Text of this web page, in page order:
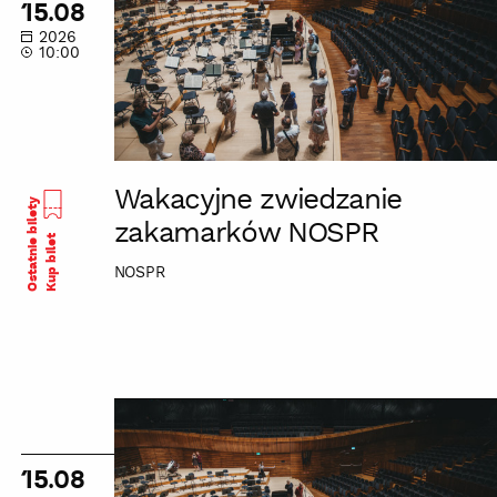
NOSPR
15.08
2026
10:00
Wakacyjne zwiedzanie
zakamarków NOSPR
NOSPR
Ostatnie biletyKup bilet
zwiedzanie
zakamarków
NOSPR
15.08